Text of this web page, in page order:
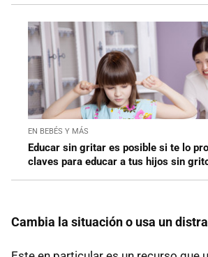
EN BEBÉS Y MÁS
Educar sin gritar es posible si te lo
claves para educar a tus hijos sin
Cambia la situación o usa un